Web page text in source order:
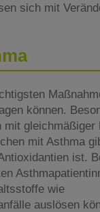
sich mit
können.
mit gleichmäßiger
mit Asthma
ist.
wie
auslösen